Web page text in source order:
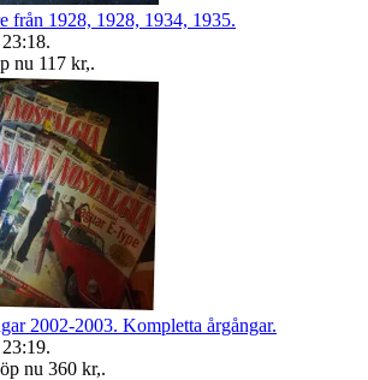
från 1928, 1928, 1934, 1935.
.
nu 117 kr,.
2002-2003. Kompletta årgångar.
.
nu 360 kr,.